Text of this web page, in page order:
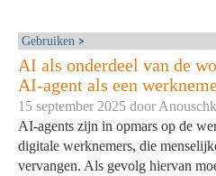
Gebruiken
AI als onderdeel van de
AI-agent als een
15 september 2025 door
AI-agents zijn in opmars op de
digitale werknemers, die
vervangen. Als gevolg hiervan